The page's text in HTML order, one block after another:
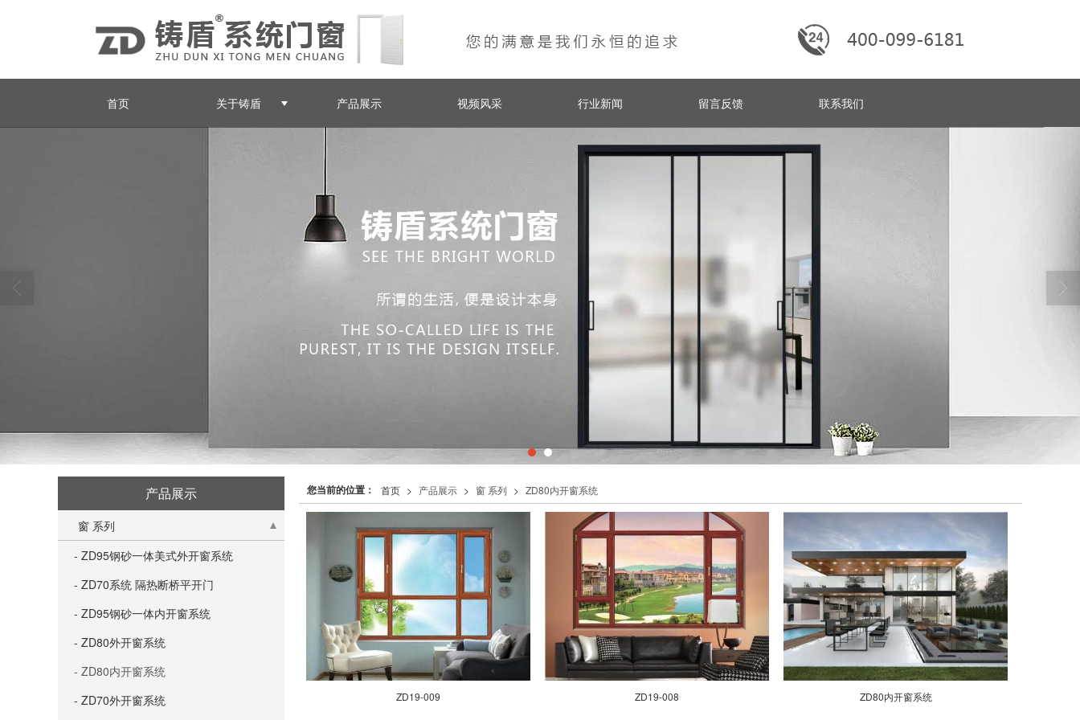
首页 关于铸盾 产品展示 视频风采 行业新闻 留言反馈 联系我们
您当前的位置： 首页 > 产品展示 > 窗 系列 > ZD80内开窗系统
ZD19-009 ZD19-008 ZD80内开窗系统
产品展示
窗 系列
- ZD95钢砂一体美式外开窗系统
- ZD70系统 隔热断桥平开门
- ZD95钢砂一体内开窗系统
- ZD80外开窗系统
- ZD80内开窗系统
- ZD70外开窗系统